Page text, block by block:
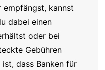
empfängst, kannst
dabei einen
oder bei
Gebühren
dass Banken für